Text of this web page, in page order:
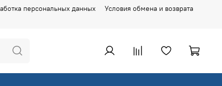
персональных данных Условия обмена и возврата